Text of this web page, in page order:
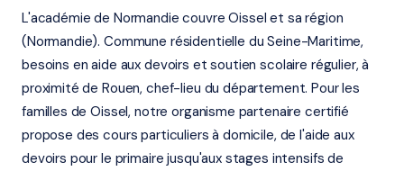
L'académie de Normandie couvre Oissel et sa région
(Normandie). Commune résidentielle du Seine-Maritime,
besoins en aide aux devoirs et soutien scolaire régulier, à
proximité de Rouen, chef-lieu du département. Pour les
familles de Oissel, notre organisme partenaire certifié
propose des cours particuliers à domicile, de l'aide aux
devoirs pour le primaire jusqu'aux stages intensifs de